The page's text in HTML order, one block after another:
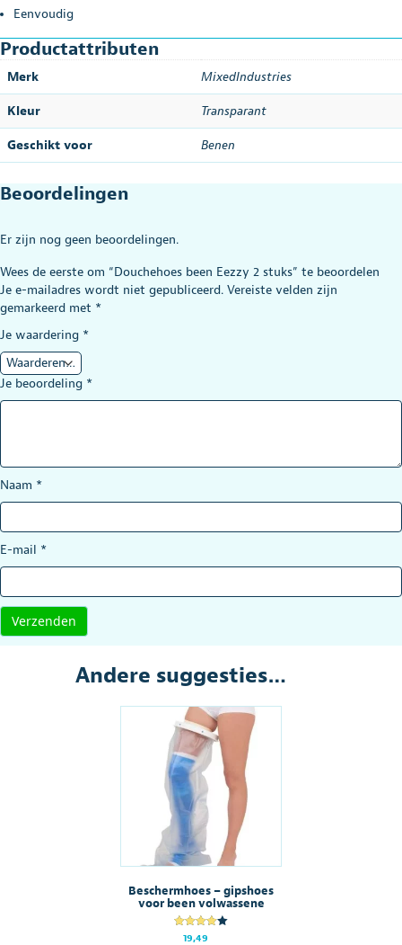
Eenvoudig
Productattributen
Merk MixedIndustries
Kleur Transparant
Geschikt voor Benen
Beoordelingen
Er zijn nog geen beoordelingen.
Wees de eerste om “Douchehoes been Eezzy 2 stuks” te beoordelen
Je e-mailadres wordt niet gepubliceerd. Vereiste velden zijn
gemarkeerd met *
Je waardering *
Je beoordeling *
Naam *
E-mail *
Andere suggesties…
Beschermhoes – gipshoes
voor been volwassene
Gewaarde
19,49